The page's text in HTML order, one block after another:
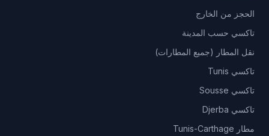
الحجز من الخارج
تاكسي حسب المدينة
نقل المطار (جميع المطارات)
تاكسي Tunis
تاكسي Sousse
تاكسي Djerba
مطار Tunis-Carthage